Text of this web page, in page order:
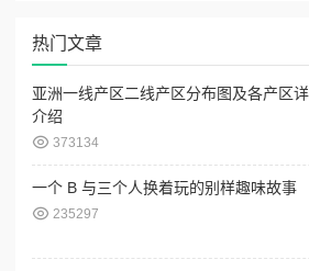
热门文章
亚洲一线产区二线产区分布图及各产区
介绍
373134
一个 B 与三个人换着玩的别样趣味故事
235297